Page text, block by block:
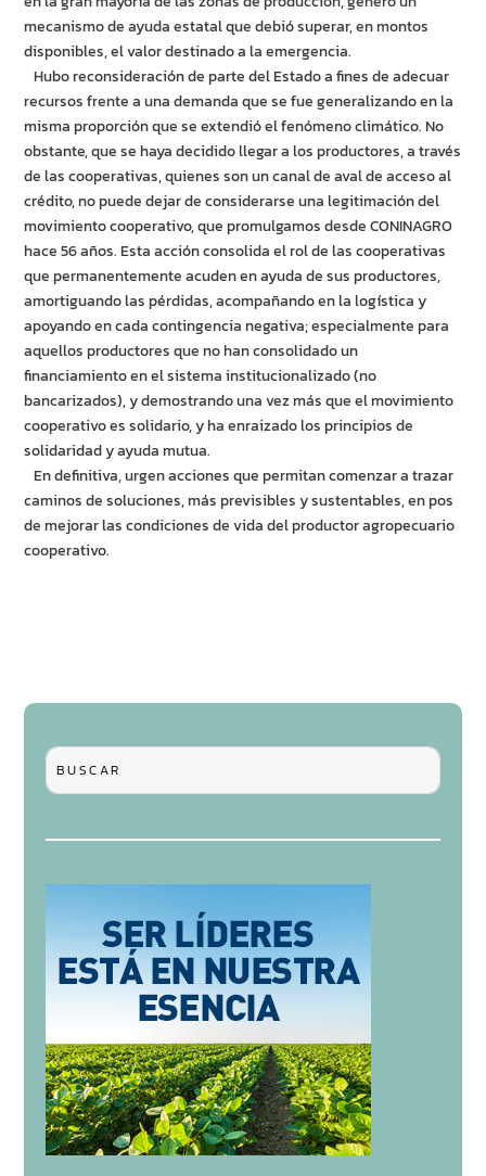
mecanismo de ayuda estatal que debió superar, en montos
disponibles, el valor destinado a la emergencia.
Hubo reconsideración de parte del Estado a fines de adecuar
recursos frente a una demanda que se fue generalizando en la
misma proporción que se extendió el fenómeno climático. No
obstante, que se haya decidido llegar a los productores, a través
de las cooperativas, quienes son un canal de aval de acceso al
crédito, no puede dejar de considerarse una legitimación del
movimiento cooperativo, que promulgamos desde CONINAGRO
hace 56 años. Esta acción consolida el rol de las cooperativas
que permanentemente acuden en ayuda de sus productores,
amortiguando las pérdidas, acompañando en la logística y
apoyando en cada contingencia negativa; especialmente para
aquellos productores que no han consolidado un
financiamiento en el sistema institucionalizado (no
bancarizados), y demostrando una vez más que el movimiento
cooperativo es solidario, y ha enraizado los principios de
solidaridad y ayuda mutua.
En definitiva, urgen acciones que permitan comenzar a trazar
caminos de soluciones, más previsibles y sustentables, en pos
de mejorar las condiciones de vida del productor agropecuario
cooperativo.